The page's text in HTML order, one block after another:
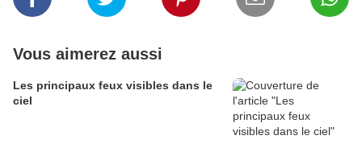
Vous aimerez aussi
Les principaux feux visibles dans le
ciel